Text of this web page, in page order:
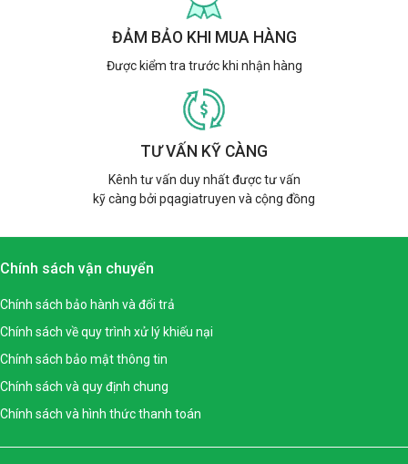
ĐẢM BẢO KHI MUA HÀNG
Được kiểm tra trước khi nhận hàng
TƯ VẤN KỸ CÀNG
Kênh tư vấn duy nhất được tư vấn
kỹ càng bởi pqagiatruyen và cộng đồng
Chính sách vận chuyển
Chính sách bảo hành và đổi trả
Chính sách về quy trình xử lý khiếu nại
Chính sách bảo mật thông tin
Chính sách và quy định chung
Chính sách và hình thức thanh toán